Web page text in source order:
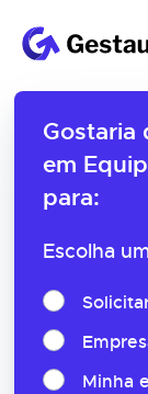
Gostaria
em
para:
Escolha
Minha